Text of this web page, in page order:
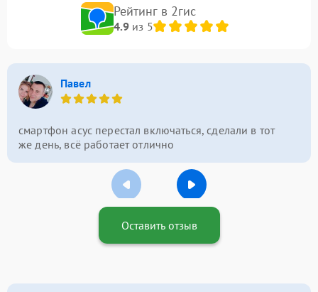
Рейтинг в 2гис
4.9из 5
Павел
смартфон асус перестал включаться, сделали в тот
же день, всё работает отлично
Оставить отзыв